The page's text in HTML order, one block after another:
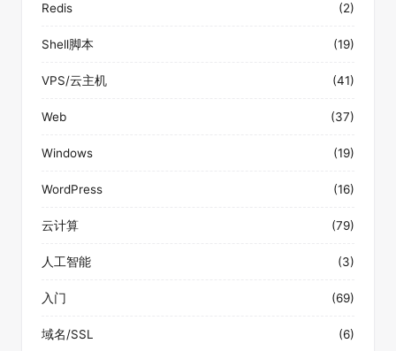
Redis (2)
Shell脚本 (19)
VPS/云主机 (41)
Web (37)
Windows (19)
WordPress (16)
云计算 (79)
人工智能 (3)
入门 (69)
域名/SSL (6)